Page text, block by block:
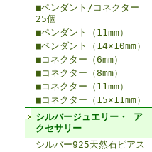
■ペンダント/コネクター
25個
■ペンダント（11mm）
■ペンダント（14×10mm）
■コネクター（6mm）
■コネクター（8mm）
■コネクター（11mm）
■コネクター（15×11mm）
シルバージュエリー・ ア
クセサリー
シルバー925天然石ピアス